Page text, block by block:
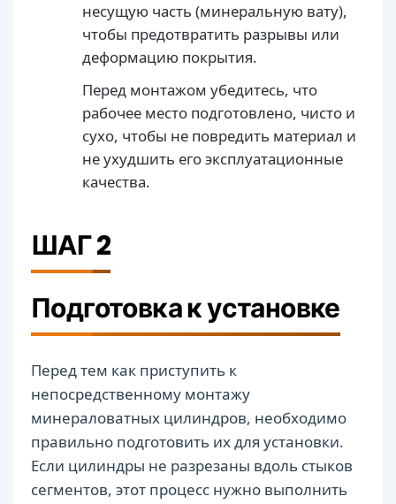
несущую часть (минеральную вату),
чтобы предотвратить разрывы или
деформацию покрытия.
Перед монтажом убедитесь, что
рабочее место подготовлено, чисто и
сухо, чтобы не повредить материал и
не ухудшить его эксплуатационные
качества.
ШАГ 2
Подготовка к установке
Перед тем как приступить к
непосредственному монтажу
минераловатных цилиндров, необходимо
правильно подготовить их для установки.
Если цилиндры не разрезаны вдоль стыков
сегментов, этот процесс нужно выполнить